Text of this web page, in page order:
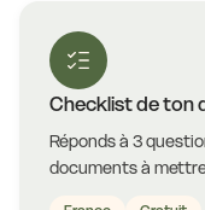
Checklist de ton
Réponds à 3
documents à